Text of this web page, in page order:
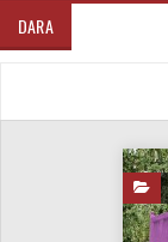
DARA